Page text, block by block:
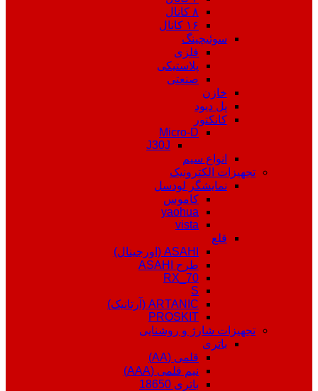
۸ کانال
۱۶ کانال
سوئیچینگ
فلزی
پلاستیکی
صنعتی
خازن
پل دیود
کانکتور
Micro-D
J30J
انواع سیم
تجهیزات الکترونیک
نمایشگر لودسل
کاموس
yaohua
vista
قلع
ASAHI (اورجینال)
طرح ASAHI
RX_70
S
ARTANIC (آرتانیک)
PROSKIT
تجهیزات شارژ و روشنایی
باتری
قلمی (AA)
نیم قلمی (AAA)
باتری 18650